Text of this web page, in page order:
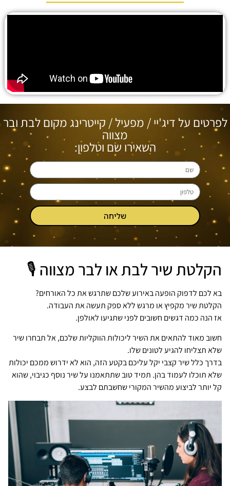
לפרטים על דיג'יי / מפעיל / קייטרינג מקום לבת ובר
מצווה
השאירו שם וטלפון:
שליחה
הקלטת שיר לבת או לבר מצווה 🎙️
בא לכם לדפוק הופעה באירוע שלכם שתרגש את כל האורחים?
הקלטת שיר מקפיץ או מרגש ללא ספק תעשה את העבודה.
אז הנה כמה דגשים חשובים לפני שתגיעו לאולפן.
חשוב מאוד להתאים את השיר ליכולות הווקליות שלכם, אל תבחרו שיר
שלא תצליחו להגיע לטונים שלו.
בדרך כלל שיר קצבי יקל עליכם בקטע הזה, הוא לא ידרוש ממכם יכולות
שלא תוכלו לעמוד בהן. תמיד טוב שתתאמנו על שיר נוסף כגיבוי, שהוא
קל יותר לביצוע מהשיר המקורי שחשבתם לבצע.